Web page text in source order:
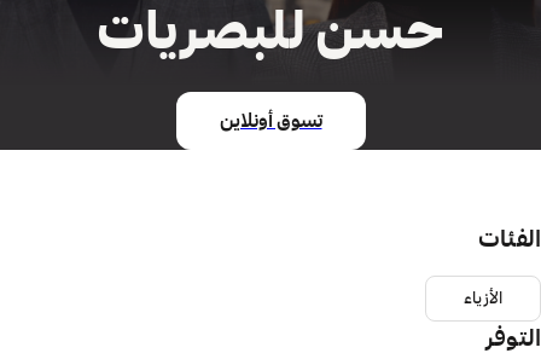
حسن للبصريات
تسوق أونلاين
الفئات
الأزياء
التوفر